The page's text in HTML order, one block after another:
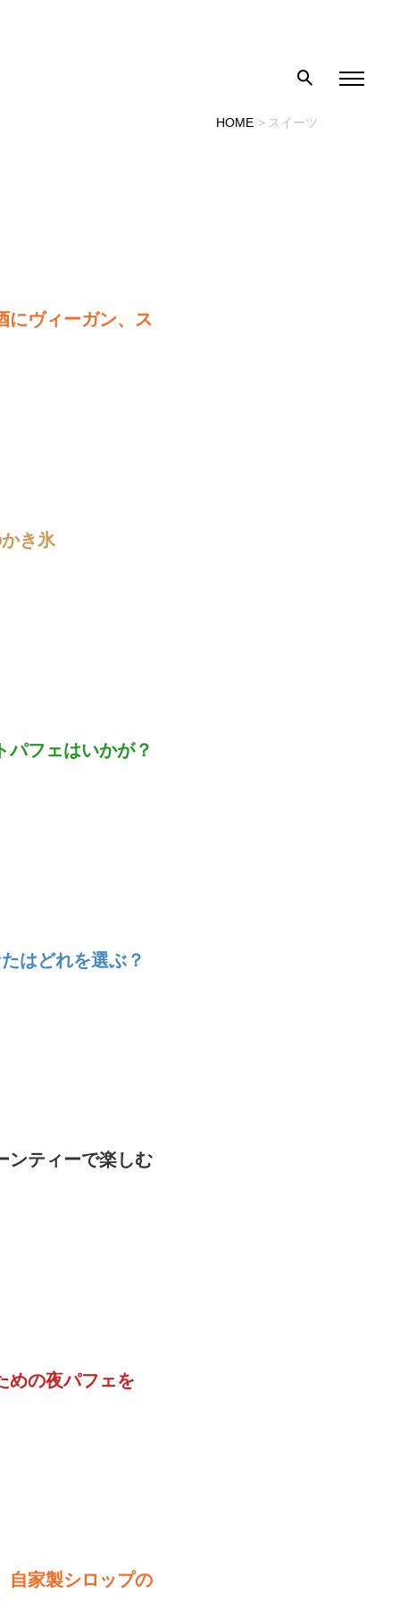
HOME スイーツ
にヴィーガン、ス
き氷
パフェはいかが？
はどれを選ぶ？
ンティーで楽しむ
めの夜パフェを
自家製シロップの